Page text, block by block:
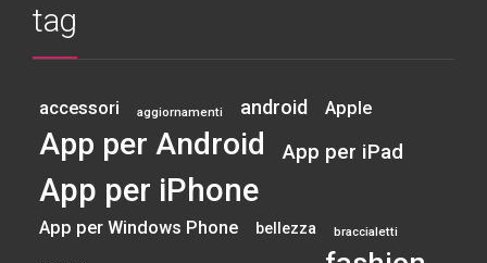
tag
accessori aggiornamenti android Apple
App per Android App per iPad
App per iPhone
App per Windows Phone bellezza braccialetti